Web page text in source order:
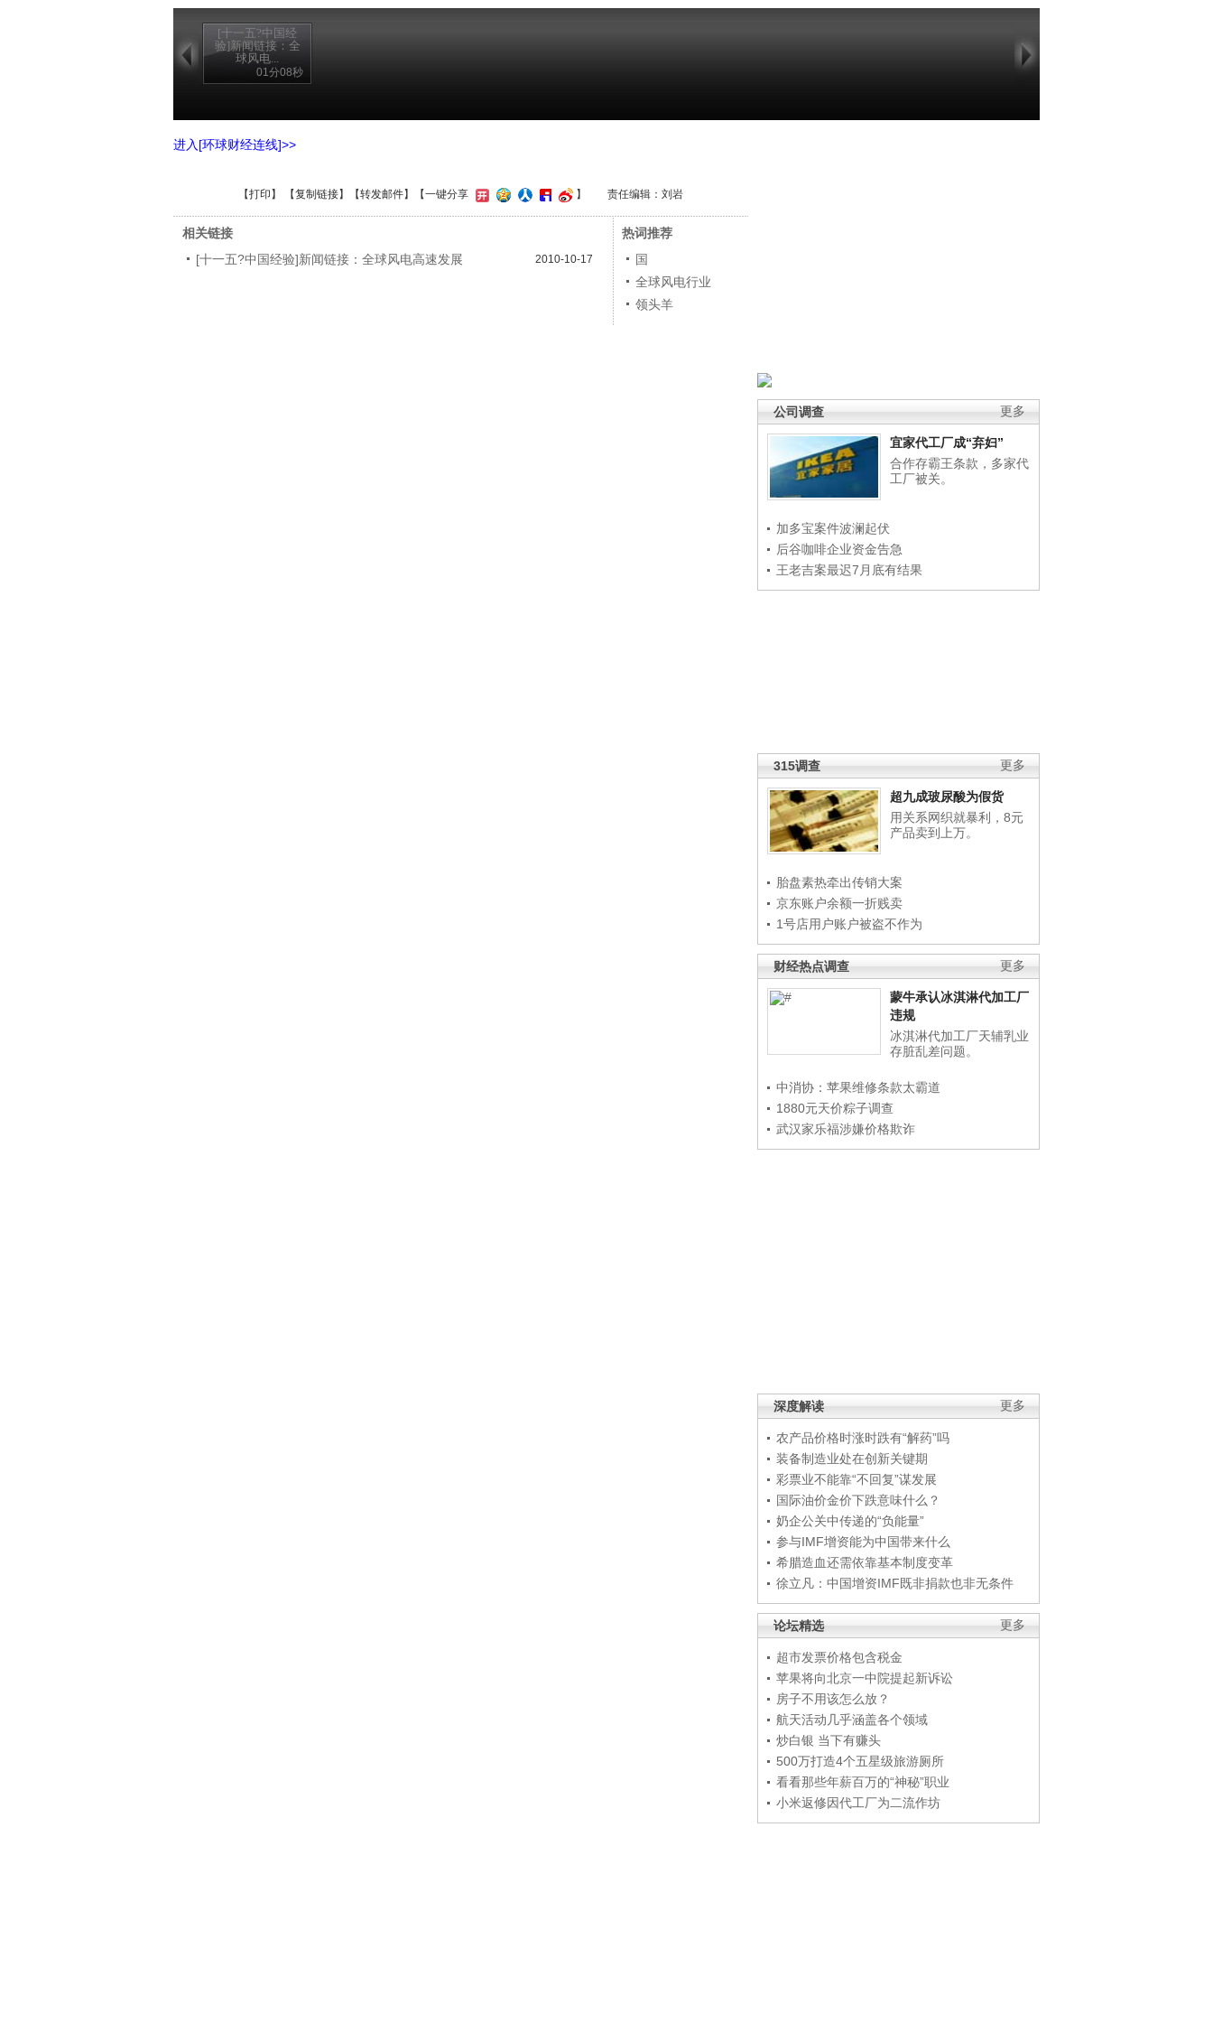
[十一五?中国经
验]新闻链接：全
球风电...
01分08秒
更多
公司调查
宜家代工厂成“弃妇”
合作存霸王条款，多家代
工厂被关。
加多宝案件波澜起伏
后谷咖啡企业资金告急
王老吉案最迟7月底有结果
更多
315调查
超九成玻尿酸为假货
用关系网织就暴利，8元
产品卖到上万。
胎盘素热牵出传销大案
京东账户余额一折贱卖
1号店用户账户被盗不作为
更多
财经热点调查
蒙牛承认冰淇淋代加工厂
违规
冰淇淋代加工厂天辅乳业
存脏乱差问题。
中消协：苹果维修条款太霸道
1880元天价粽子调查
武汉家乐福涉嫌价格欺诈
更多
深度解读
农产品价格时涨时跌有“解药”吗
装备制造业处在创新关键期
彩票业不能靠“不回复”谋发展
国际油价金价下跌意味什么？
奶企公关中传递的“负能量”
参与IMF增资能为中国带来什么
希腊造血还需依靠基本制度变革
徐立凡：中国增资IMF既非捐款也非无条件
更多
论坛精选
超市发票价格包含税金
苹果将向北京一中院提起新诉讼
房子不用该怎么放？
航天活动几乎涵盖各个领域
炒白银 当下有赚头
500万打造4个五星级旅游厕所
看看那些年薪百万的“神秘”职业
小米返修因代工厂为二流作坊
进入[环球财经连线]>>
【打印 】 【复制链接】【转发邮件】 【一键分享 】 责任编辑：刘岩
相关链接
[十一五?中国经验]新闻链接：全球风电高速发展
2010-10-17
热词推荐
国
全球风电行业
领头羊